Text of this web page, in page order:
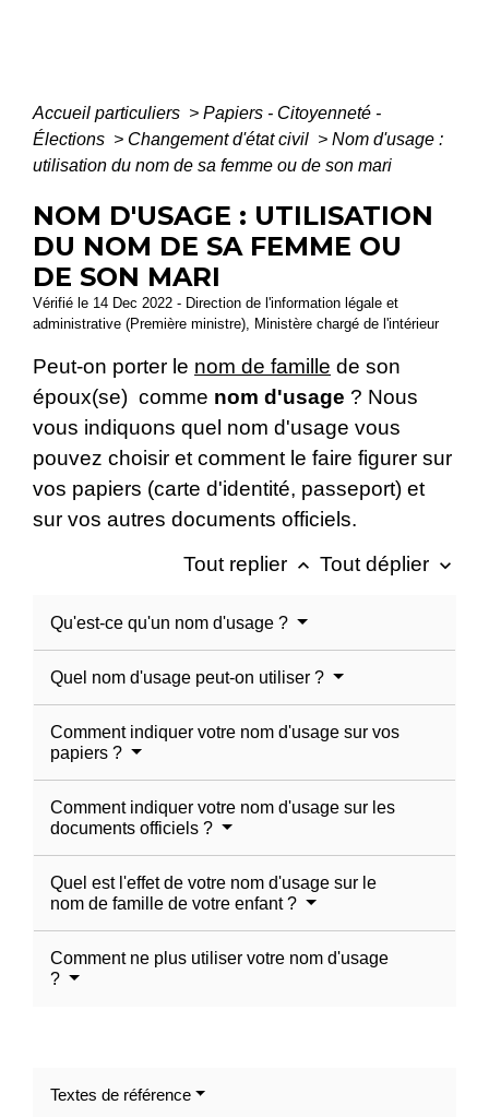
Accueil particuliers > Papiers - Citoyenneté -
Élections > Changement d'état civil > Nom d'usage :
utilisation du nom de sa femme ou de son mari
NOM D'USAGE : UTILISATION
DU NOM DE SA FEMME OU
DE SON MARI
Vérifié le 14 Dec 2022 - Direction de l'information légale et
administrative (Première ministre), Ministère chargé de l'intérieur
Peut-on porter le nom de famille de son
époux(se) comme nom d'usage ? Nous
vous indiquons quel nom d'usage vous
pouvez choisir et comment le faire figurer sur
vos papiers (carte d'identité, passeport) et
sur vos autres documents officiels.
Tout replier keyboard_arrow_up Tout déplier keyboard_arrow_down
Qu'est-ce qu'un nom d'usage ?
Quel nom d'usage peut-on utiliser ?
Comment indiquer votre nom d'usage sur vos
papiers ?
Comment indiquer votre nom d'usage sur les
documents officiels ?
Quel est l'effet de votre nom d'usage sur le
nom de famille de votre enfant ?
Comment ne plus utiliser votre nom d'usage
?
Textes de référence